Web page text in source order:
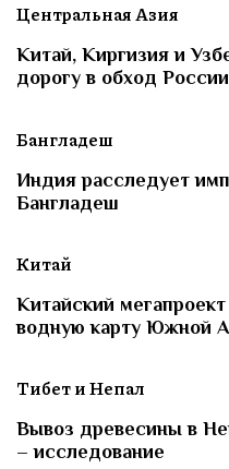
Центральная Азия
Китай, Киргизия и
дорогу в обход России
Бангладеш
Индия расследует
Бангладеш
Китай
Китайский
водную карту Южной
Тибет и Непал
Вывоз древесины в
– исследование